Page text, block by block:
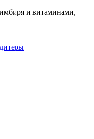
и витаминами,